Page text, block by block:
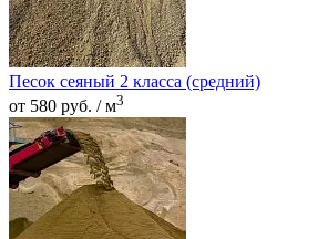
Песок сеяный 2 класса (средний)
от 580 руб. / м3